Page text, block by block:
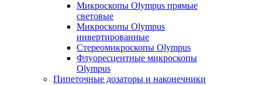
Микроскопы Olympus прямые
световые
Микроскопы Olympus
инвертированные
Стереомикроскопы Olympus
Флуоресцентные микроскопы
Olympus
Пипеточные дозаторы и наконечники